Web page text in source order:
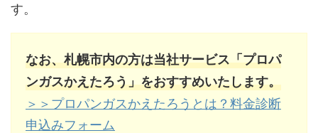
す。
なお、札幌市内の方は当社サービス「プロパ
ンガスかえたろう」をおすすめいたします。
＞＞プロパンガスかえたろうとは？料金診断
申込みフォーム